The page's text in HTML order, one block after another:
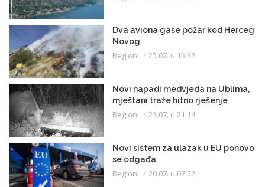
Dva aviona gase požar kod Herceg
Novog
Region 25.07. u 15:32
Novi napadi medvjeda na Ublima,
mještani traže hitno rješenje
Region 23.07. u 21:14
Novi sistem za ulazak u EU ponovo
se odgađa
Region 20.07. u 07:52